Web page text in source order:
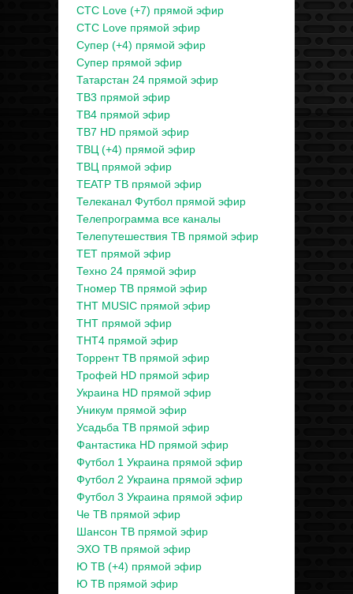
СТС Love (+7) прямой эфир
СТС Love прямой эфир
Супер (+4) прямой эфир
Супер прямой эфир
Татарстан 24 прямой эфир
ТВ3 прямой эфир
ТВ4 прямой эфир
ТВ7 HD прямой эфир
ТВЦ (+4) прямой эфир
ТВЦ прямой эфир
ТЕАТР ТВ прямой эфир
Телеканал Футбол прямой эфир
Телепрограмма все каналы
Телепутешествия ТВ прямой эфир
ТЕТ прямой эфир
Техно 24 прямой эфир
Тномер ТВ прямой эфир
ТНТ MUSIC прямой эфир
ТНТ прямой эфир
ТНТ4 прямой эфир
Торрент ТВ прямой эфир
Трофей HD прямой эфир
Украина HD прямой эфир
Уникум прямой эфир
Усадьба ТВ прямой эфир
Фантастика HD прямой эфир
Футбол 1 Украина прямой эфир
Футбол 2 Украина прямой эфир
Футбол 3 Украина прямой эфир
Че ТВ прямой эфир
Шансон ТВ прямой эфир
ЭХО ТВ прямой эфир
Ю ТВ (+4) прямой эфир
Ю ТВ прямой эфир